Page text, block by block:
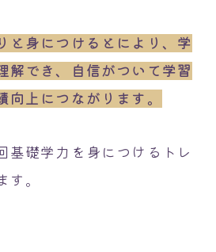
と身につけるとにより、学
解でき、自信がついて学習
上につながります。
基礎学力を身につけるトレ
す。